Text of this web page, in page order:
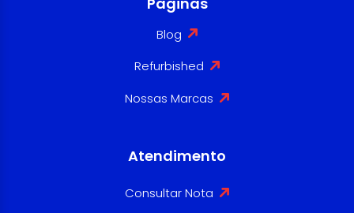
Blog
Refurbished
Nossas Marcas
Atendimento
Consultar Nota